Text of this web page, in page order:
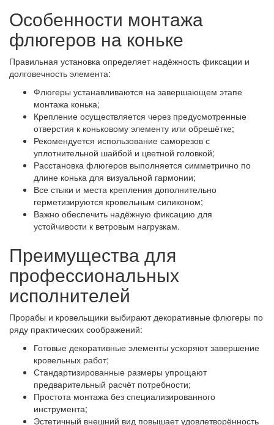
Особенности монтажа
флюгеров на коньке
Правильная установка определяет надёжность фиксации и
долговечность элемента:
Флюгеры устанавливаются на завершающем этапе
монтажа конька;
Крепление осуществляется через предусмотренные
отверстия к коньковому элементу или обрешётке;
Рекомендуется использование саморезов с
уплотнительной шайбой и цветной головкой;
Расстановка флюгеров выполняется симметрично по
длине конька для визуальной гармонии;
Все стыки и места крепления дополнительно
герметизируются кровельным силиконом;
Важно обеспечить надёжную фиксацию для
устойчивости к ветровым нагрузкам.
Преимущества для
профессиональных
исполнителей
Прорабы и кровельщики выбирают декоративные флюгеры по
ряду практических соображений:
Готовые декоративные элементы ускоряют завершение
кровельных работ;
Стандартизированные размеры упрощают
предварительный расчёт потребности;
Простота монтажа без специализированного
инструмента;
Эстетичный внешний вид повышает удовлетворённость